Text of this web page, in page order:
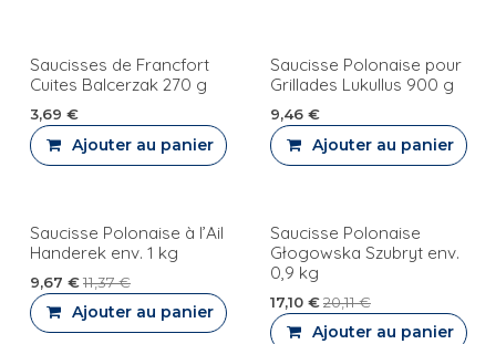
PROMO
Saucisses de Francfort
Cuites Balcerzak 270 g
3,69 €
Ajouter au panier
PROMO
Saucisse Polonaise pour
Grillades Lukullus 900 g
9,46€
Ajouter au panier
Nouveauté!
Saucisse Polonaise à l’Ail
Handerek env. 1 kg
9,67 €11,37€
Ajouter au panier
PROMO
Saucisse Polonaise
Głogowska Szubryt env.
0,9 kg
17,10€20,11€
Ajouter au panier